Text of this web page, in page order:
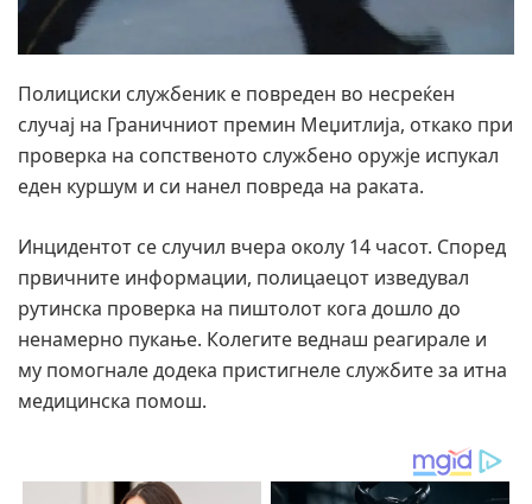
Полициски службеник е повреден во несреќен
случај на Граничниот премин Меџитлија, откако при
проверка на сопственото службено оружје испукал
еден куршум и си нанел повреда на раката.
Инцидентот се случил вчера околу 14 часот. Според
првичните информации, полицаецот изведувал
рутинска проверка на пиштолот кога дошло до
ненамерно пукање. Колегите веднаш реагирале и
му помогнале додека пристигнеле службите за итна
медицинска помош.